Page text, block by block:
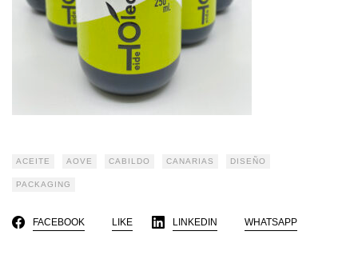
ACEITE AOVE CABILDO CANARIAS DISEÑO
PACKAGING
FACEBOOK LIKE LINKEDIN WHATSAPP